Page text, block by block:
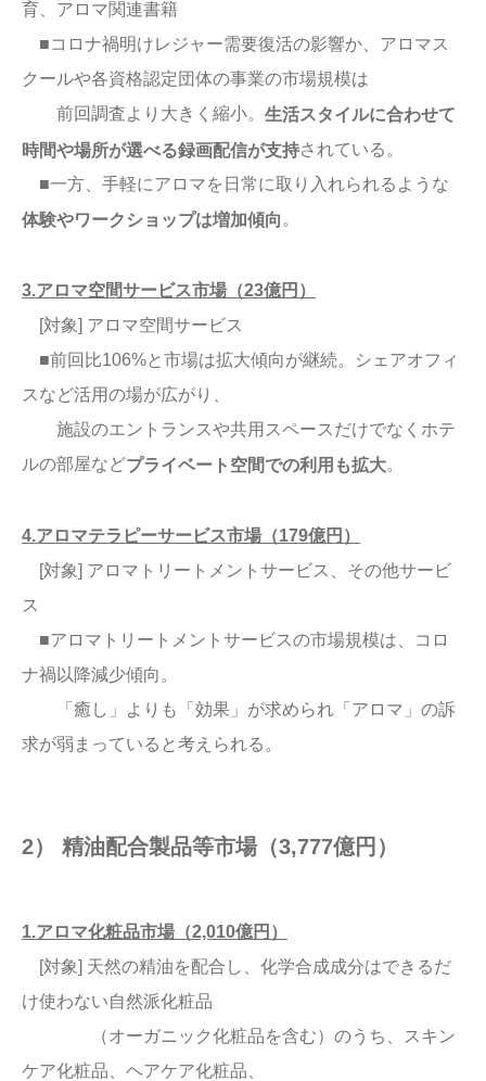
育、アロマ関連書籍
■コロナ禍明けレジャー需要復活の影響か、アロマス
クールや各資格認定団体の事業の市場規模は
前回調査より大きく縮小。 生活スタイルに合わせて
時間や場所が選べる録画配信が支持されている。
■一方、手軽にアロマを日常に取り入れられるような
体験やワークショップは増加傾向。
3.アロマ空間サービス市場（23億円）
[対象] アロマ空間サービス
■前回比106%と市場は拡大傾向が継続。シェアオフィ
スなど活用の場が広がり、
施設のエントランスや共用スペースだけでなくホテ
ルの部屋などプライベート空間での利用も拡大。
4.アロマテラピーサービス市場（179億円）
[対象] アロマトリートメントサービス、その他サービ
ス
■アロマトリートメントサービスの市場規模は、コロ
ナ禍以降減少傾向。
「癒し」よりも「効果」が求められ「アロマ」の訴
求が弱まっていると考えられる。
2） 精油配合製品等市場（3,777億円）
1.アロマ化粧品市場（2,010億円）
[対象] 天然の精油を配合し、化学合成成分はできるだ
け使わない自然派化粧品
（オーガニック化粧品を含む）のうち、スキン
ケア化粧品、ヘアケア化粧品、